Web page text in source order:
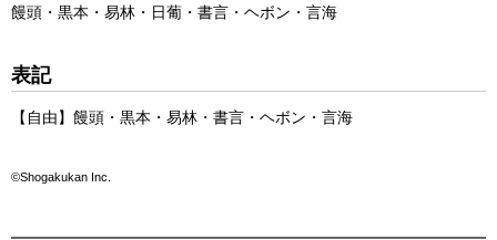
饅頭・黒本・易林・日葡・書言・ヘボン・言海
表記
【 自由】 饅頭 ・ 黒本 ・ 易林 ・ 書言 ・ ヘボン ・ 言海
©Shogakukan Inc.